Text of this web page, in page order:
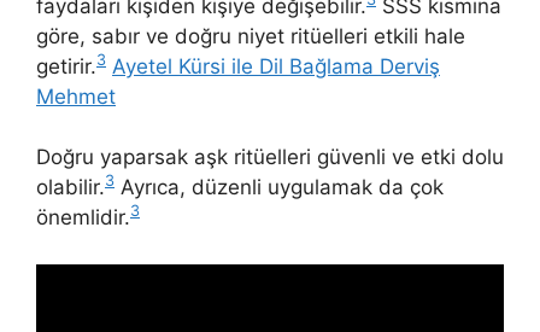
faydaları kişiden kişiye değişebilir.
SSS kısmına
göre, sabır ve doğru niyet ritüelleri etkili hale
getirir.3 Ayetel Kürsi ile Dil Bağlama Derviş
Mehmet
Doğru yaparsak aşk ritüelleri güvenli ve etki dolu
olabilir.3 Ayrıca, düzenli uygulamak da çok
önemlidir.3